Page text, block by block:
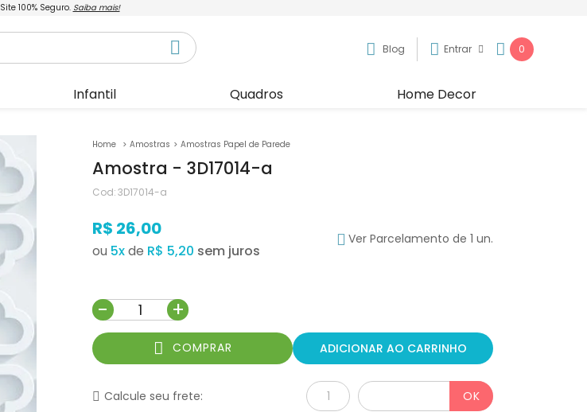
Site 100% Seguro. Saiba mais!
Blog Entrar 0
Infantil Quadros Home Decor
Amostras Amostras Papel de Parede
Amostra - 3D17014-a
Cod:3D17014-a
R$ 26,00
ou 5xde R$ 5,20
Ver Parcelamento de 1 un.
- +
COMPRAR ADICIONAR AO CARRINHO
Calcule seu frete: